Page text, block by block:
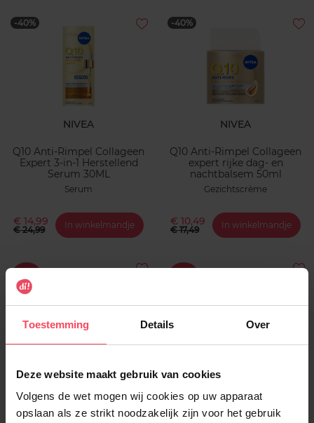
Toestemming Details Over
Deze website maakt gebruik van cookies
Volgens de wet mogen wij cookies op uw apparaat
opslaan als ze strikt noodzakelijk zijn voor het gebruik
-40%
NIVEA
Q10 Anti-Rimpel Collageen
Expert 3-in-1 Herstellend
Serum 30ML
Serum
€ 14,99
€ 24,99 In winkelmandje
-40%
NIVEA
Q10 Anti-Rimpel Collageen
expert rijke dag- en
nachtbalsem 50ml
Gezichtscrème
€ 10,49
€ 17,49 In winkelmandje
1+1
BOROTALCO
Original Spray
BOROTALCO
Original Roll-On